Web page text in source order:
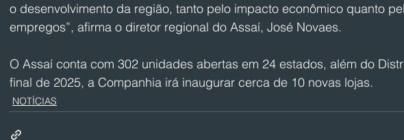
o desenvolvimento da região, tanto pelo impacto econômico quanto
empregos”, afirma o diretor regional do Assaí, José Novaes.
O Assaí conta com 302 unidades abertas em 24 estados, além do
final de 2025, a Companhia irá inaugurar cerca de 10 novas lojas.
NOTÍCIAS